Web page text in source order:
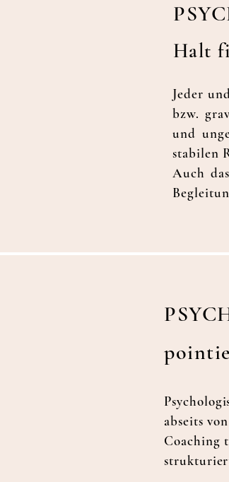
Halt
Jeder
bzw.
und
stabilen
Auch
abseits
Coaching